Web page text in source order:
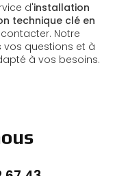
d'installation
technique clé en
Notre
questions et à
à vos besoins.